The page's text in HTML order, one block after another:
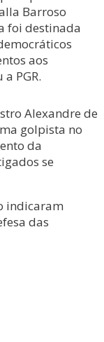
Barroso
foi destinada
aos
PGR.
Alexandre de
golpista no
da
se
indicaram
das